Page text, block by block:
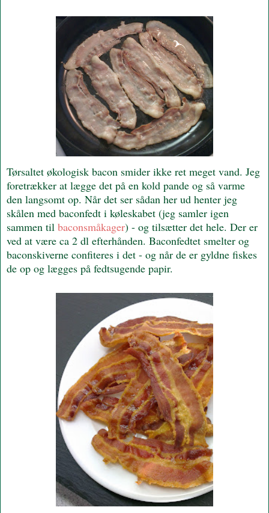
Tørsaltet økologisk bacon smider ikke ret meget vand. Jeg
foretrækker at lægge det på en kold pande og så varme
den langsomt op. Når det ser sådan her ud henter jeg
skålen med baconfedt i køleskabet (jeg samler igen
sammen til baconsmåkager) - og tilsætter det hele. Der er
ved at være ca 2 dl efterhånden. Baconfedtet smelter og
baconskiverne confiteres i det - og når de er gyldne fiskes
de op og lægges på fedtsugende papir.